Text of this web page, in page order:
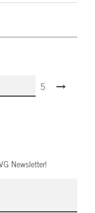
5
Newsletter!